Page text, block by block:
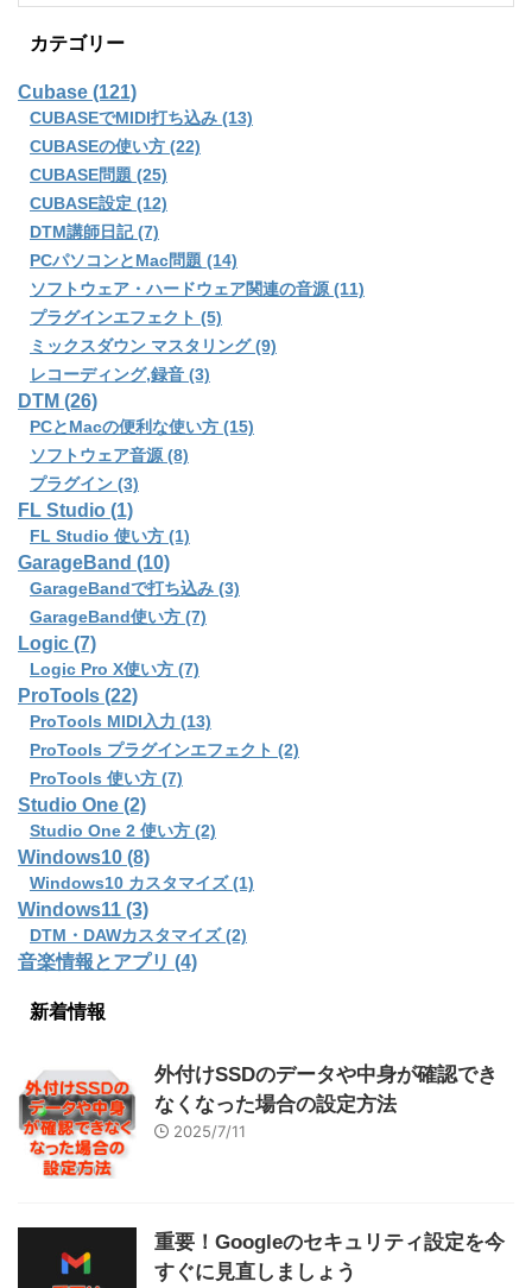
カテゴリー
Cubase (121)
CUBASEでMIDI打ち込み (13)
CUBASEの使い方 (22)
CUBASE問題 (25)
CUBASE設定 (12)
DTM講師日記 (7)
PCパソコンとMac問題 (14)
ソフトウェア・ハードウェア関連の音源 (11)
プラグインエフェクト (5)
ミックスダウン マスタリング (9)
レコーディング,録音 (3)
DTM (26)
PCとMacの便利な使い方 (15)
ソフトウェア音源 (8)
プラグイン (3)
FL Studio (1)
FL Studio 使い方 (1)
GarageBand (10)
GarageBandで打ち込み (3)
GarageBand使い方 (7)
Logic (7)
Logic Pro X使い方 (7)
ProTools (22)
ProTools MIDI入力 (13)
ProTools プラグインエフェクト (2)
ProTools 使い方 (7)
Studio One (2)
Studio One 2 使い方 (2)
Windows10 (8)
Windows10 カスタマイズ (1)
Windows11 (3)
DTM・DAWカスタマイズ (2)
音楽情報とアプリ (4)
新着情報
外付けSSDのデータや中身が確認でき
なくなった場合の設定方法
2025/7/11
重要！Googleのセキュリティ設定を今
すぐに見直しましょう